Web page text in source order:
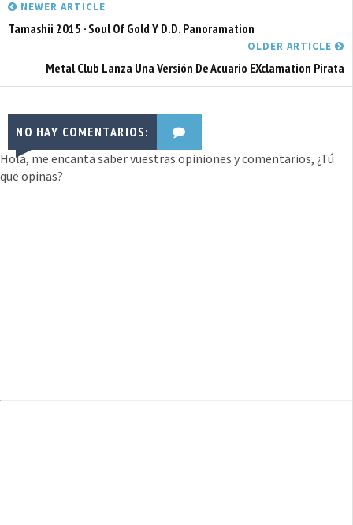
NEWER ARTICLE
Tamashii 2015 - Soul Of Gold Y D.D. Panoramation
OLDER ARTICLE
Metal Club Lanza Una Versión De Acuario EXclamation Pirata
NO HAY COMENTARIOS:
Hola, me encanta saber vuestras opiniones y comentarios, ¿Tú
que opinas?